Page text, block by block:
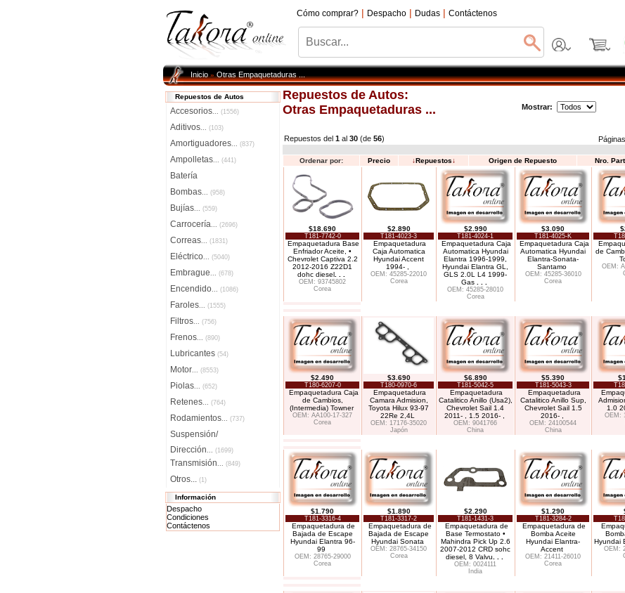
Cómo comprar? | Despacho | Dudas | Contáctenos
Inicio»Otras Empaquetaduras ...
Repuestos de Autos
Accesorios... (1556)
Aditivos... (103)
Amortiguadores... (837)
Ampolletas... (441)
Batería
Bombas... (958)
Bujías... (559)
Carrocería... (2696)
Correas... (1831)
Eléctrico... (5040)
Embrague... (678)
Encendido... (1086)
Faroles... (1555)
Filtros... (756)
Frenos... (890)
Lubricantes (54)
Motor... (8553)
Piolas... (652)
Retenes... (764)
Rodamientos... (737)
Suspensión/
Dirección... (1699)
Transmisión... (849)
Otros... (1)
Información
Despacho
Condiciones
Contáctenos
Repuestos de Autos:
Otras Empaquetaduras ...
Mostrar:
Repuestos del 1 al 30 (de 56)
Ordenar por: Precio ↓Repuestos↓ Origen de Repuesto Nro.
$18.690
T181-7742-0
Empaquetadura Base
Enfriador Aceite, •
Chevrolet Captiva 2.2
2012-2016 Z22D1
dohc diesel
OEM: 93745802
Corea
$2.890
T181-4023-3
Empaquetadura
Caja Automatica
Hyundai Accent
1994- ,
OEM: 45285-22010
Corea
$2.990
T181-4024-1
Empaquetadura Caja
Automatica Hyundai
Elantra 1996-1999,
Hyundai Elantra GL,
GLS 2.0L L4 1999-
Gas
OEM: 45285-28010
Corea
$3.090
T181-4025-K
Empaquetadura Caja
Automatica Hyundai
Elantra-Sonata-
Santamo
OEM: 45285-36010
Corea
de
OEM:
$2.490
T180-6207-0
Empaquetadura Caja
de Cambios,
(Intermedia) Towner
OEM: AA100-17-327
Corea
$3.690
T180-0970-6
Empaquetadura
Camara Admision,
Toyota Hilux 93-97
22Re 2,4L
OEM: 17176-35020
Japón
$6.890
T181-5042-5
Empaquetadura
Catalitico Anillo (Usa2),
Chevrolet Sail 1.4
2011- , 1.5 2016- ,
OEM: 9041766
China
$5.390
T181-5043-3
Empaquetadura
Catalitico Anillo Sup,
Chevrolet Sail 1.5
2016- ,
OEM: 24100544
China
1.0
OEM:
$1.790
T181-3316-4
Empaquetadura de
Bajada de Escape
Hyundai Elantra 96-
99
OEM: 28765-29000
Corea
$1.890
T181-3317-2
Empaquetadura de
Bajada de Escape
Hyundai Sonata
OEM: 28765-34150
Corea
$2.290
T181-1431-3
Empaquetadura de
Base Termostato •
Mahindra Pick Up 2.6
2007-2012 CRD sohc
diesel, 8 Valvu
OEM: 0024111
India
$1.290
T181-3284-2
Empaquetadura de
Bomba Aceite
Hyundai Elantra-
Accent
OEM: 21411-26010
Corea
Hyundai
OEM: